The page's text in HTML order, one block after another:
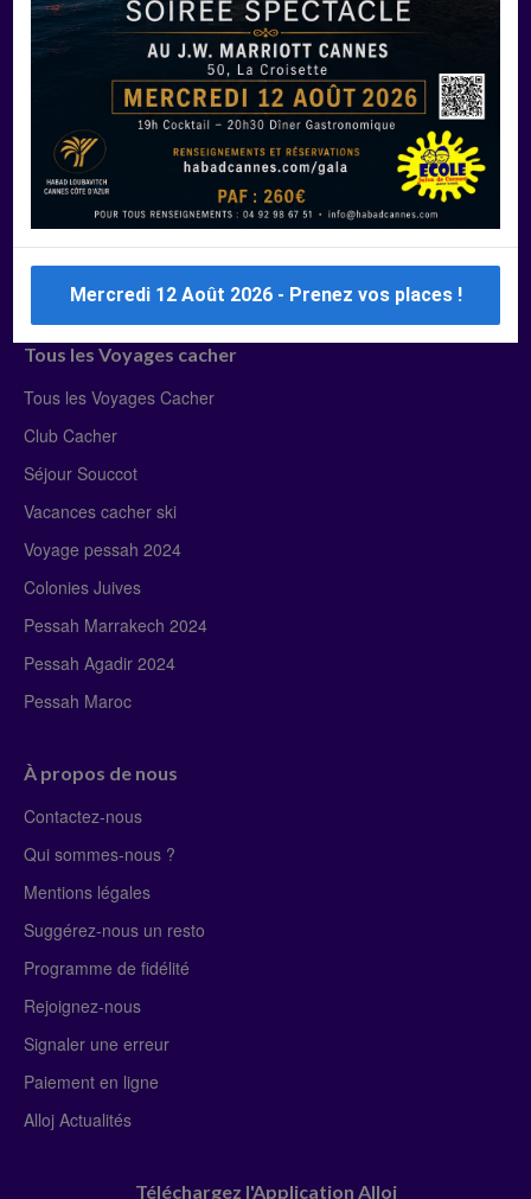
Manger Cacher
Liste des restaurants cacher
Restaurants cacher à Paris
Restaurants cacher à Deauville
Restaurants cacher à Lyon
Restaurants cacher à Marseille
Restaurants cacher Dubaï
Tous les Voyages cacher
Tous les Voyages Cacher
Club Cacher
Séjour Souccot
Vacances cacher ski
Voyage pessah 2024
Colonies Juives
Pessah Marrakech 2024
Pessah Agadir 2024
Pessah Maroc
À propos de nous
Contactez-nous
Qui sommes-nous ?
Mentions légales
Suggérez-nous un resto
Programme de fidélité
Rejoignez-nous
Signaler une erreur
Paiement en ligne
Alloj Actualités
Téléchargez l'Application Alloj
Mercredi 12 Août 2026 - Prenez vos places !